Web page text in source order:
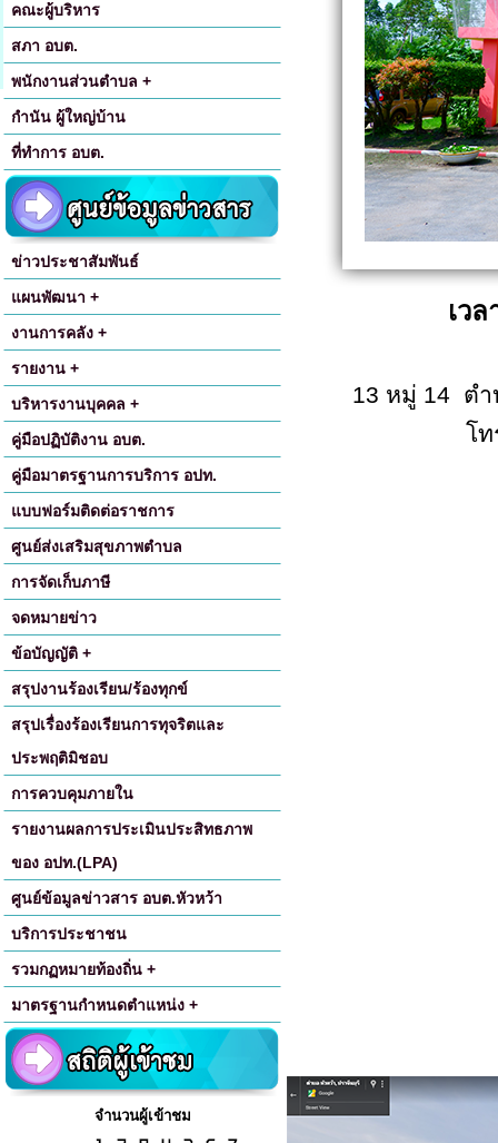
คณะผู้บริหาร
สภา อบต.
พนักงานส่วนตำบล +
กำนัน ผู้ใหญ่บ้าน
ที่ทำการ อบต.
ข่าวประชาสัมพันธ์
แผนพัฒนา +
งานการคลัง +
รายงาน +
บริหารงานบุคคล +
คู่มือปฏิบัติงาน อบต.
คู่มือมาตรฐานการบริการ อปท.
แบบฟอร์มติดต่อราชการ
ศูนย์ส่งเสริมสุขภาพตำบล
การจัดเก็บภาษี
จดหมายข่าว
ข้อบัญญัติ +
สรุปงานร้องเรียน/ร้องทุกข์
สรุปเรื่องร้องเรียนการทุจริตและ
ประพฤติมิชอบ
การควบคุมภายใน
รายงานผลการประเมินประสิทธภาพ
ของ อปท.(LPA)
ศูนย์ข้อมูลข่าวสาร อบต.หัวหว้า
บริการประชาชน
รวมกฏหมายท้องถิ่น +
มาตรฐานกำหนดตำแหน่ง +
จำนวนผู้เข้าชม
เว
13 หมู่ 14 ตำ
โ